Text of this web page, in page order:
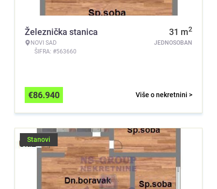
Železnička stanica
NOVI SAD
ŠIFRA: #563660
31 m2
JEDNOSOBAN
Više o nekretnini >
€86.940
Stanovi